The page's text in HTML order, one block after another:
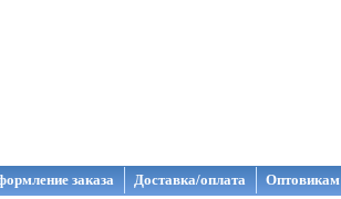
заказа Доставка/оплата Оптовикам